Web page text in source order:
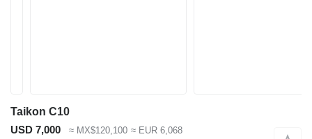
Taikon C10
USD 7,000
≈ MX$120,100 ≈ EUR 6,068